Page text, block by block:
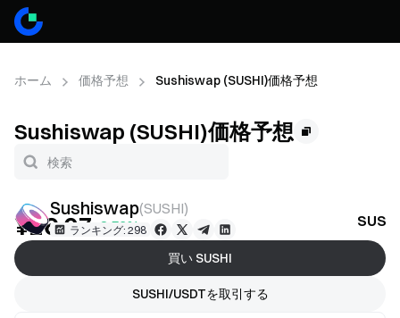
ホーム 価格予想 Sushiswap (SUSHI)価格予想
Sushiswap (SUSHI)価格予想
Sushiswap(SUSHI)
ランキング: 298
¥26.07+8.52%
買い SUSHI
SUSHI/USDTを取引する